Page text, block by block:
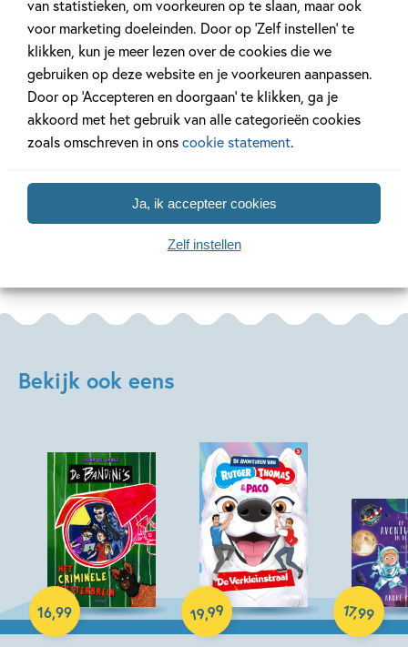
van statistieken, om voorkeuren op te slaan, maar ook
voor marketing doeleinden. Door op ‘Zelf instellen’ te
klikken, kun je meer lezen over de cookies die we
gebruiken op deze website en je voorkeuren aanpassen.
Door op ‘Accepteren en doorgaan’ te klikken, ga je
akkoord met het gebruik van alle categorieën cookies
zoals omschreven in onscookie statement.
Ja, ik accepteer cookies
Zelf instellen
20 APRIL 2026
Oplossing ‘De schaduwroof’
puzzel!
Lees meer
27 FEBRUARI 2026
Ons
regent ganzen’
Lees meer
Bekijk alle artikelen
Bekijk ook eens
16,99
Hardcover 19,99
Hardcover
17,99
Hardcover